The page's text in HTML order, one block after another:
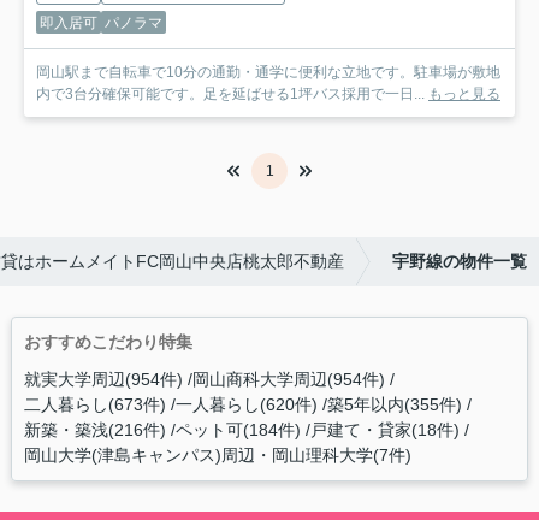
即入居可 パノラマ
岡山駅まで自転車で10分の通勤・通学に便利な立地です。駐車場が敷地
内で3台分確保可能です。足を延ばせる1坪バス採用で一日... もっと見る
1
はホームメイトFC岡山中央店桃太郎不動産 宇野線の物件一覧
おすすめこだわり特集
就実大学周辺(954件) 岡山商科大学周辺(954件)
二人暮らし(673件) 一人暮らし(620件) 築5年以内(355件)
新築・築浅(216件) ペット可(184件) 戸建て・貸家(18件)
岡山大学(津島キャンパス)周辺・岡山理科大学(7件)